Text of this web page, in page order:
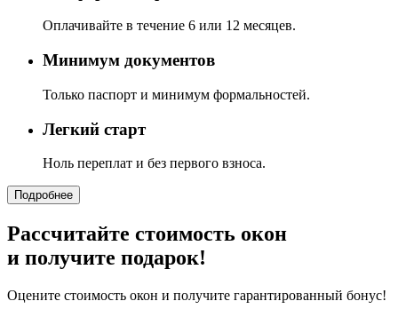
Оплачивайте в течение 6 или 12 месяцев.
Минимум документов
Только паспорт и минимум формальностей.
Легкий старт
Ноль переплат и без первого взноса.
Подробнее
Рассчитайте стоимость окон
и получите подарок!
Оцените стоимость окон и получите гарантированный бонус!